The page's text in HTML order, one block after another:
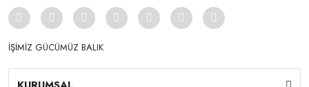
İŞİMİZ GÜCÜMÜZ BALIK